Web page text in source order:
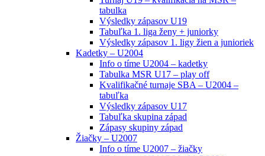
tabulka
Výsledky zápasov U19
Tabuľka 1. liga ženy + juniorky
Výsledky zápasov 1. ligy žien a junioriek
Kadetky – U2004
Info o tíme U2004 – kadetky
Tabulka MSR U17 – play off
Kvalifikačné turnaje SBA – U2004 –
tabuľka
Výsledky zápasov U17
Tabuľka skupina západ
Zápasy skupiny západ
Žiačky – U2007
Info o tíme U2007 – žiačky